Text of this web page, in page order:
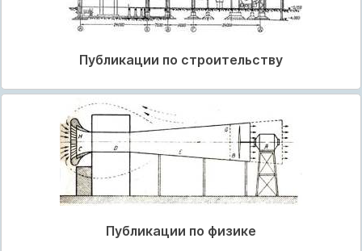
Публикации по строительству
Публикации по физике